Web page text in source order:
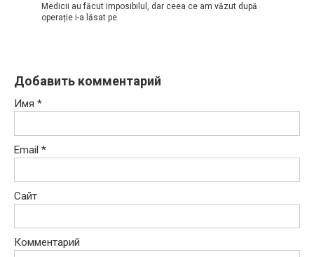
Medicii au făcut imposibilul, dar ceea ce am văzut după
operație i-a lăsat pe
Добавить комментарий
Имя *
Email *
Сайт
Комментарий